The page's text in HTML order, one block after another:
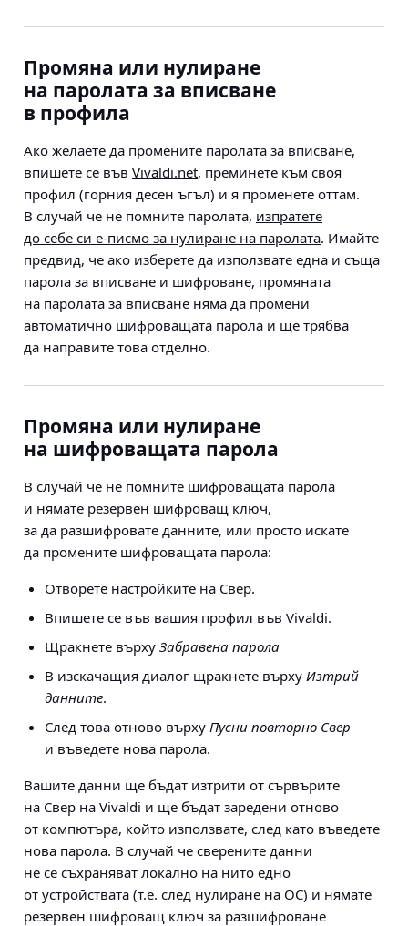
Промяна или нулиране
на паролата за вписване
в профила
Ако желаете да промените паролата за вписване,
впишете се във Vivaldi.net, преминете към своя
профил (горния десен ъгъл) и я променете оттам.
В случай че не помните паролата, изпратете
до себе си е-писмо за нулиране на паролата. Имайте
предвид, че ако изберете да използвате една и съща
парола за вписване и шифроване, промяната
на паролата за вписване няма да промени
автоматично шифроващата парола и ще трябва
да направите това отделно.
Промяна или нулиране
на шифроващата парола
В случай че не помните шифроващата парола
и нямате резервен шифроващ ключ,
за да разшифровате данните, или просто искате
да промените шифроващата парола:
Отворете настройките на Свер.
Впишете се във вашия профил във Vivaldi.
Щракнете върху Забравена парола
В изскачащия диалог щракнете върху Изтрий
данните.
След това отново върху Пусни повторно Свер
и въведете нова парола.
Вашите данни ще бъдат изтрити от сървърите
на Свер на Vivaldi и ще бъдат заредени отново
от компютъра, който използвате, след като въведете
нова парола. В случай че сверените данни
не се съхраняват локално на нито едно
от устройствата (т.е. след нулиране на ОС) и нямате
резервен шифроващ ключ за разшифроване